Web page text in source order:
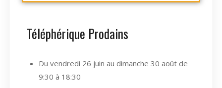
Téléphérique Prodains
Du vendredi 26 juin au dimanche 30 août de
9:30 à 18:30